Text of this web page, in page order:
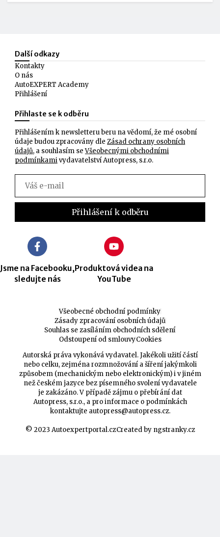
Další odkazy
Kontakty
O nás
AutoEXPERT Academy
Přihlášení
Přihlaste se k odběru
Přihlášením k newsletteru beru na vědomí, že mé osobní
údaje budou zpracovány dle Zásad ochrany osobních
údajů, a souhlasím seVšeobecnými obchodními
podmínkamivydavatelství Autopress, s.r.o.
Jsme na Facebooku,
sledujte nás
Produktová videa na
YouTube
Všeobecné obchodní podmínky
Zásady zpracování osobních údajů
Souhlas se zasíláním obchodních sdělení
Odstoupení od smlouvyCookies
Autorská práva vykonává vydavatel. Jakékoli užití částí
nebo celku, zejména rozmnožování a šíření jakýmkoli
způsobem (mechanickým nebo elektronickým) i v jiném
než českém jazyce bez písemného svolení vydavatele
je zakázáno. V případě zájmu o přebírání dat
Autopress, s.r.o., a pro informace o podmínkách
kontaktujte autopress@autopress.cz.
© 2023 Autoexpertportal.czCreated by ngstranky.cz